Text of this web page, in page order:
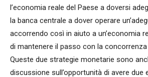
l’economia reale del Paese a doversi
la banca centrale a dover operare
accorrendo così in aiuto a un’economia
di mantenere il passo con la
Queste due strategie monetarie sono
discussione sull’opportunità di avere due